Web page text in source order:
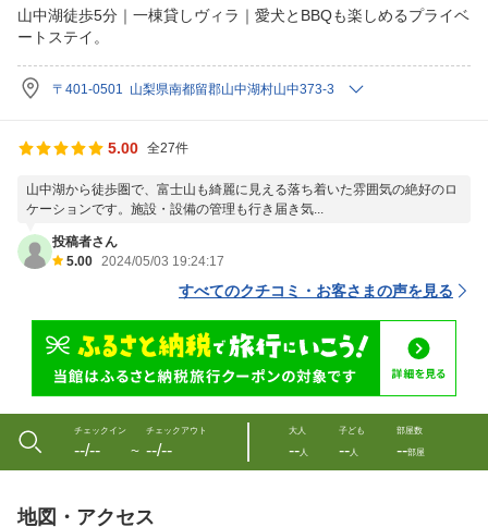
山中湖徒歩5分｜一棟貸しヴィラ｜愛犬とBBQも楽しめるプライベ
ートステイ。
〒401-0501 山梨県南都留郡山中湖村山中373-3
5.00 全27件
山中湖から徒歩圏で、富士山も綺麗に見える落ち着いた雰囲気の絶好のロ
ケーションです。施設・設備の管理も行き届き気...
投稿者さん
5.00 2024/05/03 19:24:17
すべてのクチコミ・お客さまの声を見る
チェックイン
--/-- 〜
チェックアウト
--/--
大人
--人
子ども
--人
部屋数
--部屋
地図・アクセス